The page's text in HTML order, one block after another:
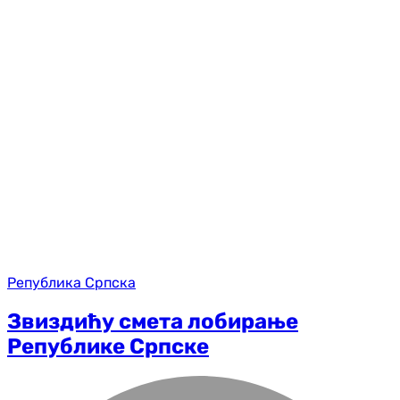
Република Српска
Звиздићу смета лобирање
Републике Српске